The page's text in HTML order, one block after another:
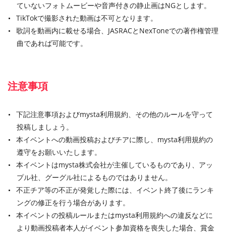
ていないフォトムービーや音声付きの静止画はNGとします。
TikTokで撮影された動画は不可となります。
歌詞を動画内に載せる場合、JASRACとNexToneでの著作権管理
曲であれば可能です。
注意事項
下記注意事項およびmysta利用規約、その他のルールを守って
投稿しましょう。
本イベントへの動画投稿およびチアに際し、mysta利用規約の
遵守をお願いいたします。
本イベントはmysta株式会社が主催しているものであり、アッ
プル社、グーグル社によるものではありません。
不正チア等の不正が発覚した際には、イベント終了後にランキ
ングの修正を行う場合があります。
本イベントの投稿ルールまたはmysta利用規約への違反などに
より動画投稿者本人がイベント参加資格を喪失した場合、賞金